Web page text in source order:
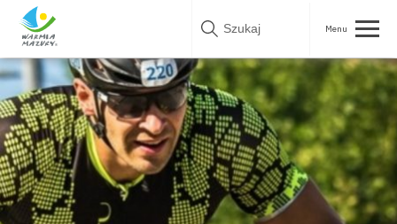
Skip